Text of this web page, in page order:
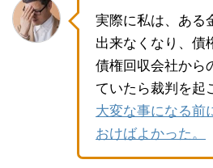
実際に私は、ある
出来なくなり、債
債権回収会社から
ていたら裁判を起
大変な事になる前
おけばよかった。